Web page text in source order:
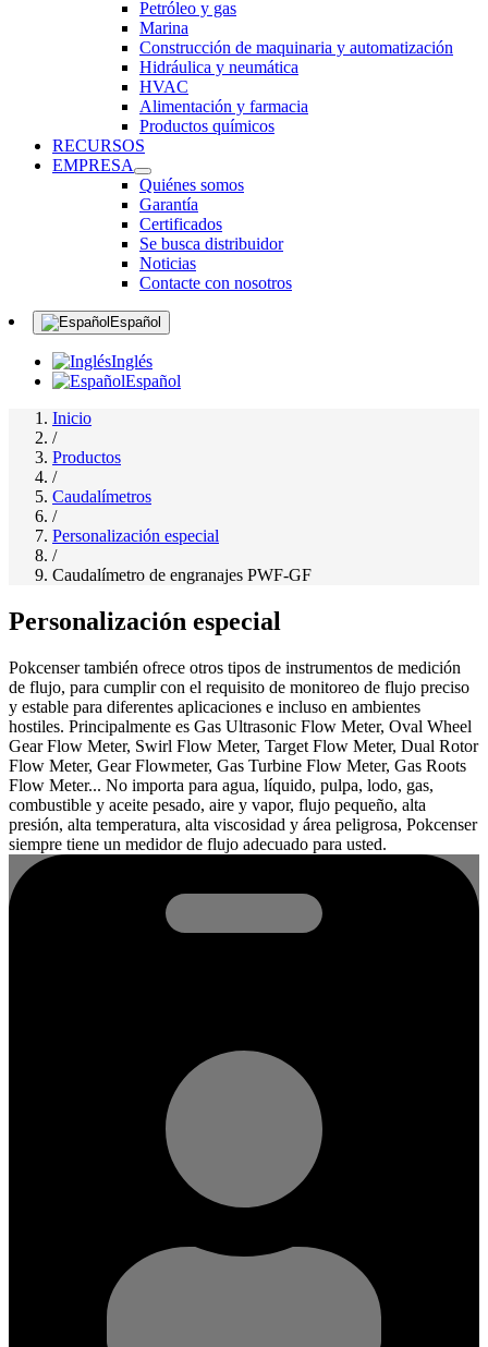
Petróleo y gas
Marina
Construcción de maquinaria y automatización
Hidráulica y neumática
HVAC
Alimentación y farmacia
Productos químicos
RECURSOS
EMPRESA
Quiénes somos
Garantía
Certificados
Se busca distribuidor
Noticias
Contacte con nosotros
Español
Inglés
Español
Inicio
/
Productos
/
Caudalímetros
/
Personalización especial
/
Caudalímetro de engranajes PWF-GF
Personalización especial
Pokcenser también ofrece otros tipos de instrumentos de medición
de flujo, para cumplir con el requisito de monitoreo de flujo preciso
y estable para diferentes aplicaciones e incluso en ambientes
hostiles. Principalmente es Gas Ultrasonic Flow Meter, Oval Wheel
Gear Flow Meter, Swirl Flow Meter, Target Flow Meter, Dual Rotor
Flow Meter, Gear Flowmeter, Gas Turbine Flow Meter, Gas Roots
Flow Meter... No importa para agua, líquido, pulpa, lodo, gas,
combustible y aceite pesado, aire y vapor, flujo pequeño, alta
presión, alta temperatura, alta viscosidad y área peligrosa, Pokcenser
siempre tiene un medidor de flujo adecuado para usted.